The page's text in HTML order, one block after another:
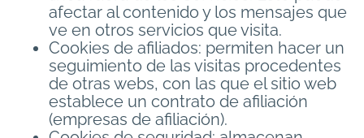
afectar al contenido y los mensajes que
ve en otros servicios que visita.
Cookies de afiliados: permiten hacer un
seguimiento de las visitas procedentes
de otras webs, con las que el sitio web
establece un contrato de afiliación
(empresas de afiliación).